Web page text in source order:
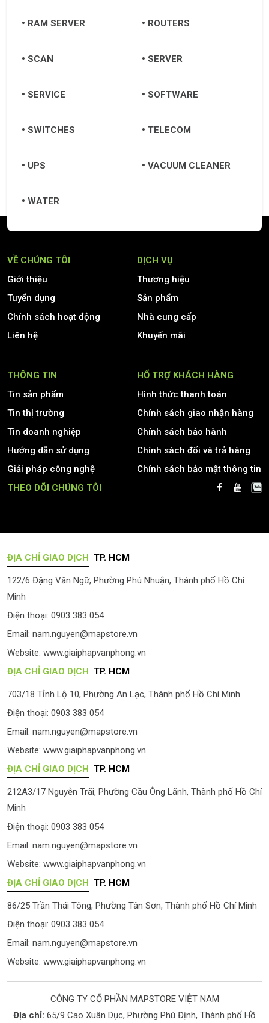
RAM SERVER ROUTERS
SCAN SERVER
SERVICE SOFTWARE
SWITCHES TELECOM
UPS VACUUM CLEANER
WATER
VỀ CHÚNG TÔI
Giới thiệu
Tuyển dụng
Chính sách hoạt động
Liên hệ
DỊCH VỤ
Thương hiệu
Sản phẩm
Nhà cung cấp
Khuyến mãi
THÔNG TIN
Tin sản phẩm
Tin thị trường
Tin doanh nghiệp
Hướng dẫn sử dụng
Giải pháp công nghệ
HỔ TRỢ KHÁCH HÀNG
Hình thức thanh toán
Chính sách giao nhận hàng
Chính sách bảo hành
Chính sách đổi và trả hàng
Chính sách bảo mật thông tin
THEO DÕI CHÚNG TÔI
ĐỊA CHỈ GIAO DỊCH TP. HCM
122/6 Đặng Văn Ngữ, Phường Phú Nhuận, Thành phố Hồ Chí
Minh
Điện thoại: 0903 383 054
Email: nam.nguyen@mapstore.vn
Website: www.giaiphapvanphong.vn
ĐỊA CHỈ GIAO DỊCH TP. HCM
703/18 Tỉnh Lộ 10, Phường An Lạc, Thành phố Hồ Chí Minh
Điện thoại: 0903 383 054
Email: nam.nguyen@mapstore.vn
Website: www.giaiphapvanphong.vn
ĐỊA CHỈ GIAO DỊCH TP. HCM
212A3/17 Nguyễn Trãi, Phường Cầu Ông Lãnh, Thành phố Hồ Chí
Minh
Điện thoại: 0903 383 054
Email: nam.nguyen@mapstore.vn
Website: www.giaiphapvanphong.vn
ĐỊA CHỈ GIAO DỊCH TP. HCM
86/25 Trần Thái Tông, Phường Tân Sơn, Thành phố Hồ Chí Minh
Điện thoại: 0903 383 054
Email: nam.nguyen@mapstore.vn
Website: www.giaiphapvanphong.vn
CÔNG TY CỔ PHẦN MAPSTORE VIỆT NAM
Địa chỉ: 65/9 Cao Xuân Dục, Phường Phú Định, Thành phố Hồ